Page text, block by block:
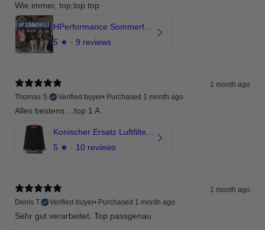
Wie immer, top,top top
5 ★ · 9 reviews
1 month ago
Thomas S.
Verified buyer• Purchased 1 month ago
Alles bestens....top 1 A
5 ★ · 10 reviews
1 month ago
Denis T.
Verified buyer• Purchased 1 month ago
Sehr gut verarbeitet. Top passgenau